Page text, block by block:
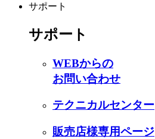
サポート
サポート
WEBからの
お問い合わせ
テクニカルセンター
販売店様専用ページ